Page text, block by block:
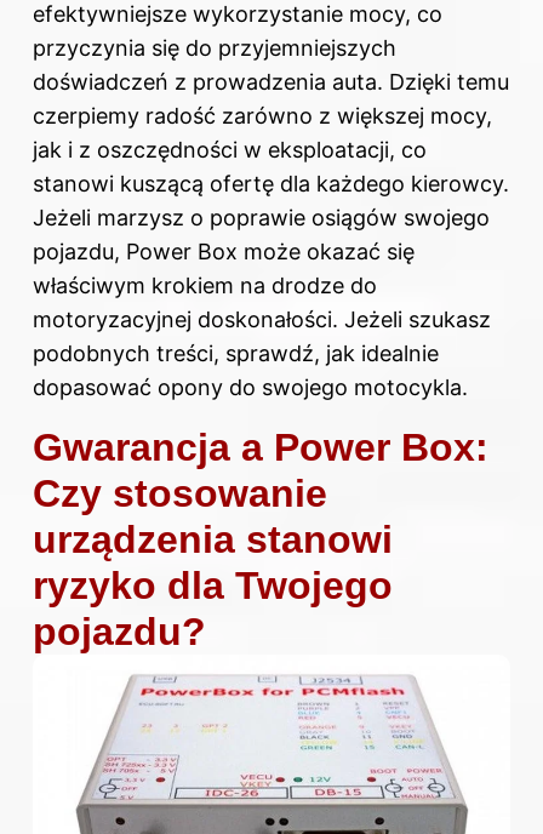
efektywniejsze wykorzystanie mocy, co
przyczynia się do przyjemniejszych
doświadczeń z prowadzenia auta. Dzięki temu
czerpiemy radość zarówno z większej mocy,
jak i z oszczędności w eksploatacji, co
stanowi kuszącą ofertę dla każdego kierowcy.
Jeżeli marzysz o poprawie osiągów swojego
pojazdu, Power Box może okazać się
właściwym krokiem na drodze do
motoryzacyjnej doskonałości. Jeżeli szukasz
podobnych treści, sprawdź, jak idealnie
dopasować opony do swojego motocykla.
Gwarancja a Power Box:
Czy stosowanie
urządzenia stanowi
ryzyko dla Twojego
pojazdu?